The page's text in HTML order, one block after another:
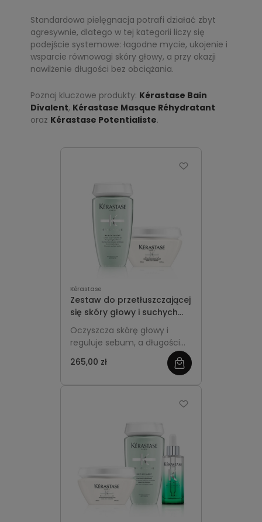
Standardowa pielęgnacja potrafi działać zbyt
agresywnie, dlatego w tej kategorii liczy się
podejście systemowe: łagodne mycie, ukojenie i
wsparcie równowagi skóry głowy, a przy okazji
nawilżenie długości bez obciążania.
Poznaj kluczowe produkty: Kérastase Bain
Divalent, Kérastase Masque Réhydratant
oraz Kérastase Potentialiste.
Kérastase
Zestaw do przetłuszczającej
się skóry głowy i suchych
długości - Kérastase
Spécifique
Oczyszcza skórę głowy i
reguluje sebum, a długości
intensywnie nawilża, dzięki
czemu włosy są lekkie u
265,00 zł
zobacz
więcej